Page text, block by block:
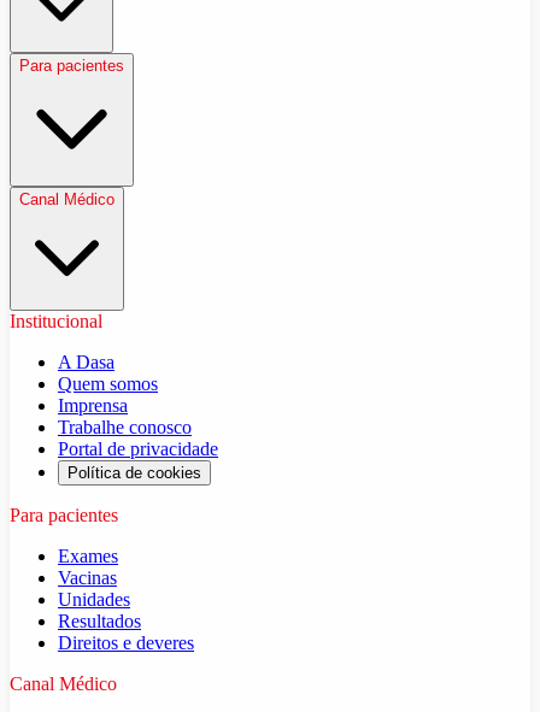
Para pacientes
Canal Médico
Institucional
A Dasa
Quem somos
Imprensa
Trabalhe conosco
Portal de privacidade
Política de cookies
Para pacientes
Exames
Vacinas
Unidades
Resultados
Direitos e deveres
Canal Médico